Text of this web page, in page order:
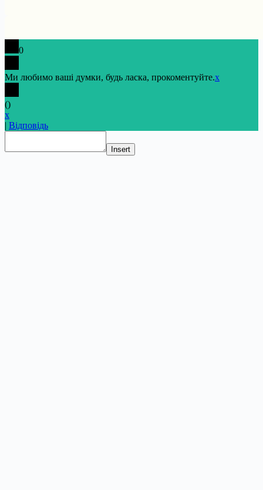
0
Ми любимо ваші думки, будь ласка, прокоментуйте.x
()
x
| Відповідь
Insert